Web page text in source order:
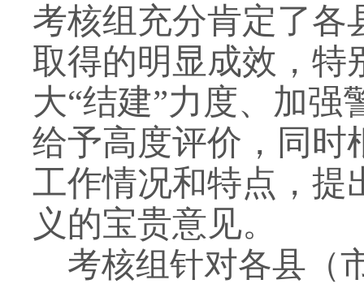
考核组充分肯定了各
取得的明显成效，特
大“结建”力度、加强
给予高度评价，同时
工作情况和特点，提
义的宝贵意见。
考核组针对各县（